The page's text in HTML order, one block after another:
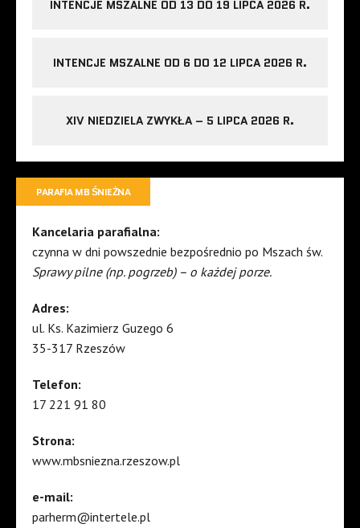
INTENCJE MSZALNE OD 13 DO 19 LIPCA 2026 R.
INTENCJE MSZALNE OD 6 DO 12 LIPCA 2026 R.
XIV NIEDZIELA ZWYKŁA – 5 LIPCA 2026 R.
PARAFIA MB ŚNIEŻNA
Kancelaria parafialna:
czynna w dni powszednie bezpośrednio po Mszach św.
Sprawy pilne (np. pogrzeb) – o każdej porze.
Adres:
ul. Ks. Kazimierz Guzego 6
35-317 Rzeszów
Telefon:
17 221 91 80
Strona:
www.mbsniezna.rzeszow.pl
e-mail:
parherm@intertele.pl